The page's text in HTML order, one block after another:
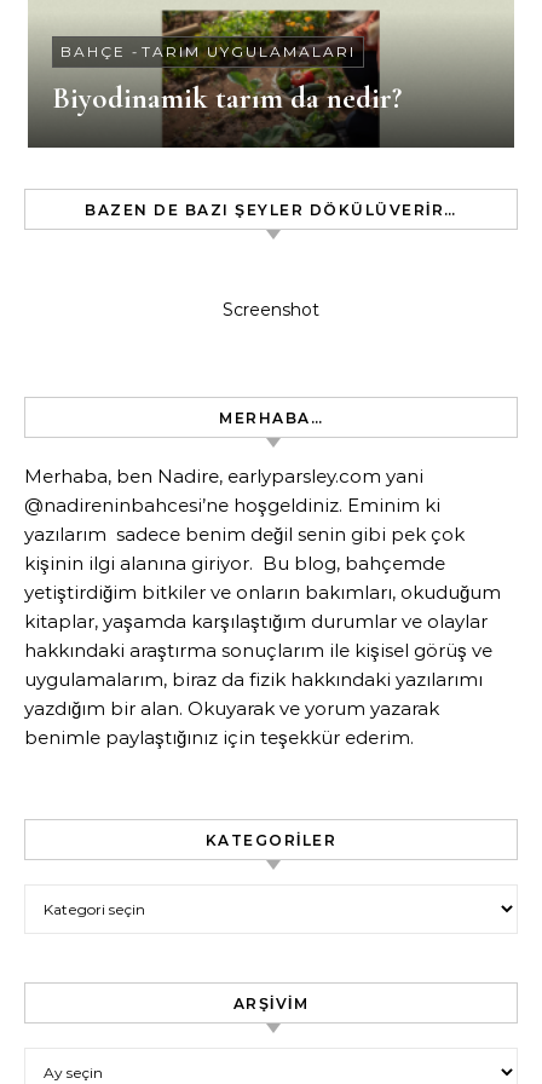
BAHÇE - TARIM UYGULAMALARI
Biyodinamik tarım da nedir?
BAZEN DE BAZI ŞEYLER DÖKÜLÜVERIR…
Screenshot
MERHABA…
Merhaba, ben Nadire, earlyparsley.com yani
@nadireninbahcesi’ne hoşgeldiniz. Eminim ki
yazılarım sadece benim değil senin gibi pek çok
kişinin ilgi alanına giriyor. Bu blog, bahçemde
yetiştirdiğim bitkiler ve onların bakımları, okuduğum
kitaplar, yaşamda karşılaştığım durumlar ve olaylar
hakkındaki araştırma sonuçlarım ile kişisel görüş ve
uygulamalarım, biraz da fizik hakkındaki yazılarımı
yazdığım bir alan. Okuyarak ve yorum yazarak
benimle paylaştığınız için teşekkür ederim.
KATEGORILER
ARŞIVIM